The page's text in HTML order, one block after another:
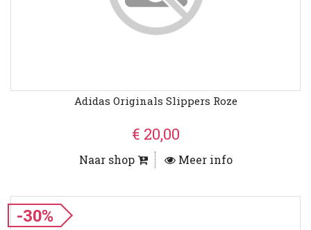
Adidas Originals Slippers Roze
€ 20,00
Naar shop Meer info
-30%